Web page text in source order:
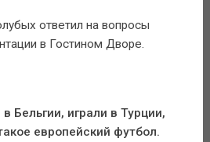
ответил на вопросы
в Гостином Дворе.
Бельгии, играли в Турции,
европейский футбол.